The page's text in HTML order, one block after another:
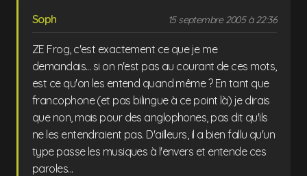
Soph 15 septembre 2005 à 22:36
ZE Frog, c'est exactement ce que je me
demandais... si on n'est pas au courant de ces mots,
est ce qu'on les entend quand même ? En tant que
francophone (et pas bilingue à ce point là) je dirais
que non, mais pour des anglophones, pas dit qu'ils
ne les entendraient pas. D'ailleurs, il a bien fallu qu'un
type passe les musiques à l'envers et entende ces
paroles...